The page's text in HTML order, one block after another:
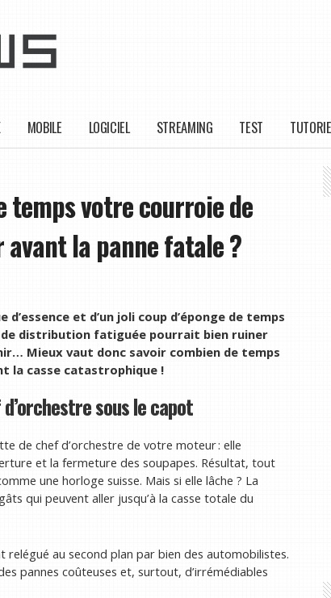
MOBILE LOGICIEL STREAMING TEST
temps votre courroie de
la panne fatale ?
et d’un joli coup d’éponge de temps
distribution fatiguée pourrait bien ruiner
Mieux vaut donc savoir combien de temps
la casse catastrophique !
sous le capot
de chef d’orchestre de votre moteur : elle
et la fermeture des soupapes. Résultat, tout
une horloge suisse. Mais si elle lâche ? La
qui peuvent aller jusqu’à la casse totale du
au second plan par bien des automobilistes.
pannes coûteuses et, surtout, d’irrémédiables